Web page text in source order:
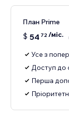
План Prime
$ 54 72/міс.
Усе з
Доступ до
Перша